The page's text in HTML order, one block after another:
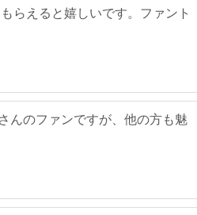
らえると嬉しいです。ファント
んのファンですが、他の方も魅